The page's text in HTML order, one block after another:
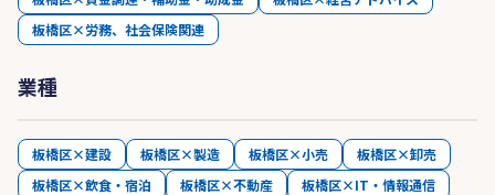
板橋区×労務、社会保険関連
業種
板橋区×建設 板橋区×製造 板橋区×小売
板橋区×卸売
板橋区×飲食・宿泊
板橋区×不動産
板橋区×IT・情報通信